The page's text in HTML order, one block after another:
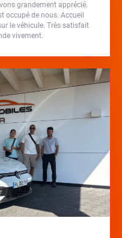
grandement apprécié.
occupé de nous. Accueil
le véhicule. Très satisfait
vivement.